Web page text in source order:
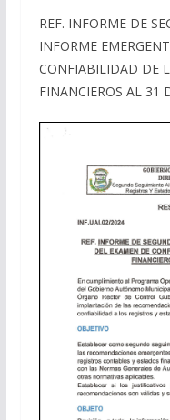
REF. INFORME DE
INFORME
CONFIABILIDAD DE
FINANCIEROS AL 31